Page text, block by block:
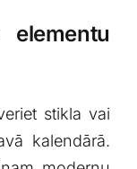
stikla‍ vai
kalendārā.